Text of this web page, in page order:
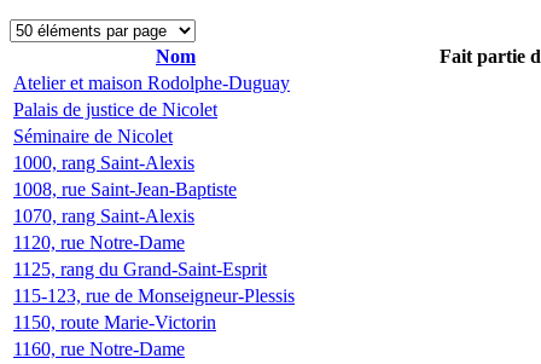
Nom
Fait partie
Atelier et maison Rodolphe-Duguay
Palais de justice de Nicolet
Séminaire de Nicolet
1000, rang Saint-Alexis
1008, rue Saint-Jean-Baptiste
1070, rang Saint-Alexis
1120, rue Notre-Dame
1125, rang du Grand-Saint-Esprit
115-123, rue de Monseigneur-Plessis
1150, route Marie-Victorin
1160, rue Notre-Dame